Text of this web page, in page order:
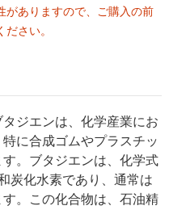
がありますので、ご購入の前
さい。
ジエンは、化学産業にお
に合成ゴムやプラスチッ
。ブタジエンは、化学式
炭化水素であり、通常は
。この化合物は、石油精